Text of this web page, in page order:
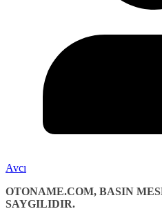
Avcı
OTONAME.COM, BASIN
SAYGILIDIR.